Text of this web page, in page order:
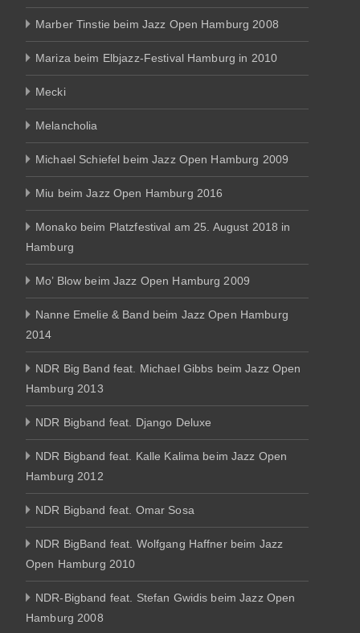
Marber Tinstie beim Jazz Open Hamburg 2008
Mariza beim Elbjazz-Festival Hamburg in 2010
Mecki
Melancholia
Michael Schiefel beim Jazz Open Hamburg 2009
Miu beim Jazz Open Hamburg 2016
Monako beim Platzfestival am 25. August 2018 in
Hamburg
Mo’ Blow beim Jazz Open Hamburg 2009
Nanne Emelie & Band beim Jazz Open Hamburg
2014
NDR Big Band feat. Michael Gibbs beim Jazz Open
Hamburg 2013
NDR Bigband feat. Django Deluxe
NDR Bigband feat. Kalle Kalima beim Jazz Open
Hamburg 2012
NDR Bigband feat. Omar Sosa
NDR BigBand feat. Wolfgang Haffner beim Jazz
Open Hamburg 2010
NDR-Bigband feat. Stefan Gwidis beim Jazz Open
Hamburg 2008